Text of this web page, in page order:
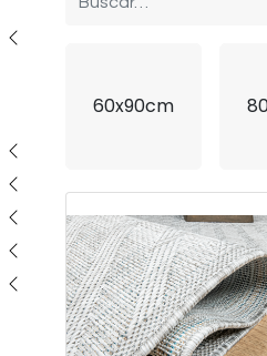
60x90cm